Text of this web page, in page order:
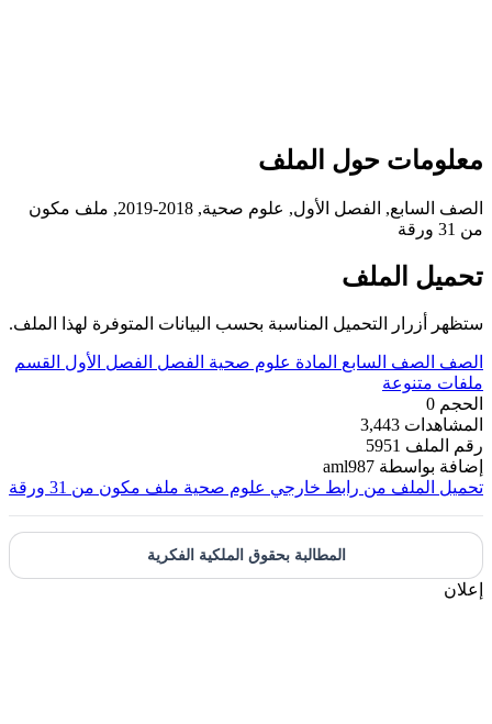
حول الملف
الصف السابع, الفصل الأول, علوم صحية, 2018-2019, ملف مكون
ورقة
الملف
أزرار التحميل المناسبة بحسب البيانات المتوفرة لهذا الملف.
الصف السابع المادة علوم صحية الفصل الفصل الأول القسم
متنوعة
0
3,443
الملف 5951
بواسطة aml987
الملف من رابط خارجي علوم صحية ملف مكون من 31 ورقة
المطالبة بحقوق الملكية الفكرية